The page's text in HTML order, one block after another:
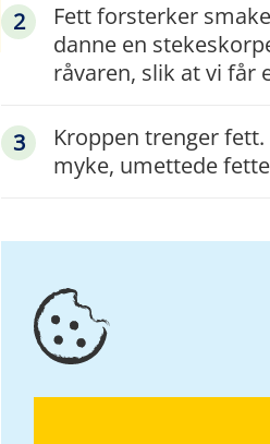
Fett forsterker
danne en
råvaren, slik at vi får
Kroppen trenger
myke, umettede